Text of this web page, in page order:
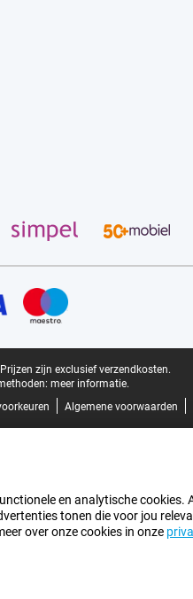
Prijzen zijn exclusief verzendkosten.
meer informatie.
Algemene voorwaarden
en analytische cookies.
tonen die voor jou
over onze cookies in onze